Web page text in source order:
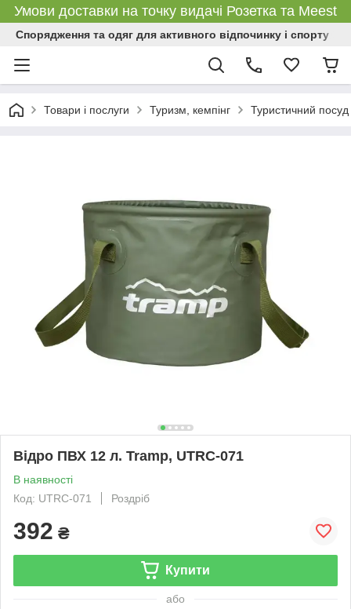
Умови доставки на точку видачі Розетка та Meest
Спорядження та одяг для активного відпочинку і спорту
Товари і послуги Туризм, кемпінг Туристичний посуд
Відро ПВХ 12 л. Tramp, UTRC-071
В наявності
Код: UTRC-071
Роздріб
392 ₴
Купити
або